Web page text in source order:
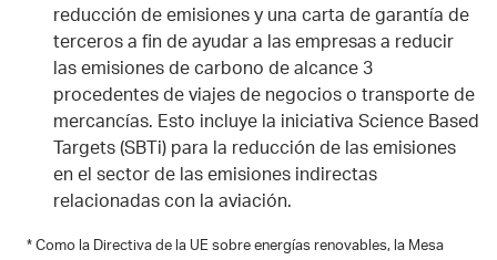
reducción de emisiones y una carta de garantía de
terceros a fin de ayudar a las empresas a reducir
las emisiones de carbono de alcance 3
procedentes de viajes de negocios o transporte de
mercancías. Esto incluye la iniciativa Science Based
Targets (SBTi) para la reducción de las emisiones
en el sector de las emisiones indirectas
relacionadas con la aviación.
* Como la Directiva de la UE sobre energías renovables, la Mesa